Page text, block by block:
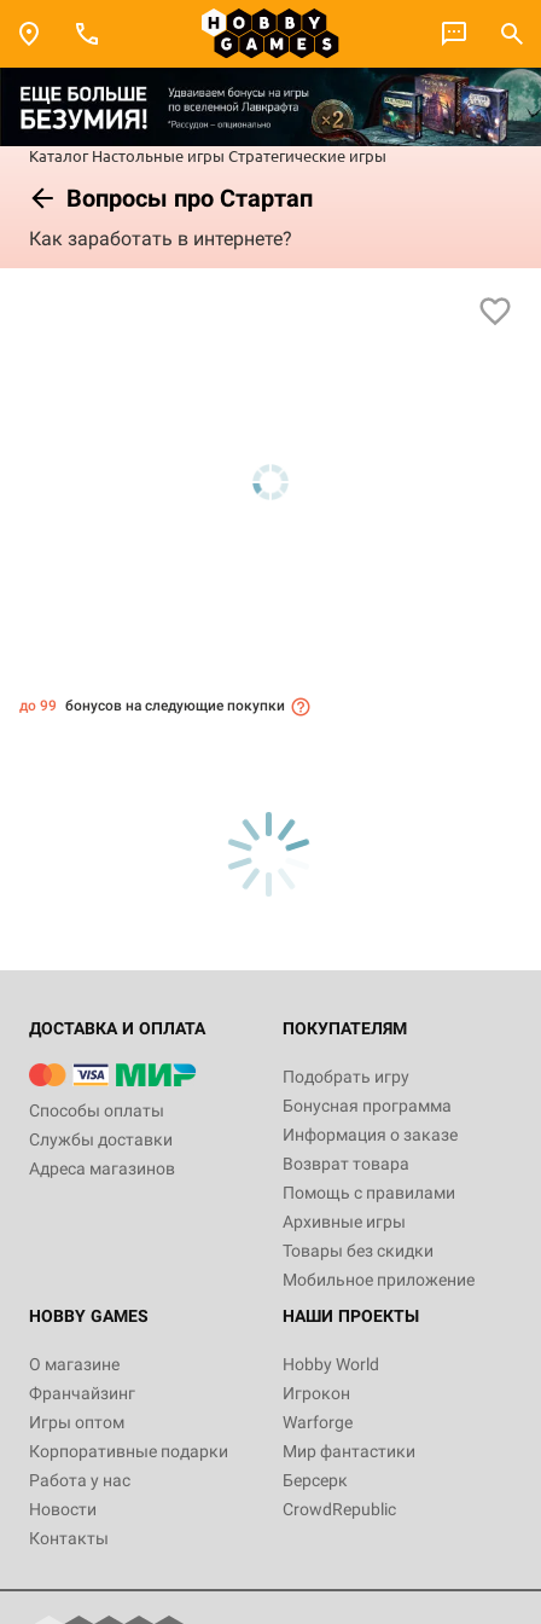
Каталог Настольные игры Стратегические игры
Вопросы про Стартап
Как заработать в интернете?
до 99 бонусов на следующие покупки
ДОСТАВКА И ОПЛАТА
Способы оплаты
Службы доставки
Адреса магазинов
ПОКУПАТЕЛЯМ
Подобрать игру
Бонусная программа
Информация о заказе
Возврат товара
Помощь с правилами
Архивные игры
Товары без скидки
Мобильное приложение
HOBBY GAMES
О магазине
Франчайзинг
Игры оптом
Корпоративные подарки
Работа у нас
Новости
Контакты
НАШИ ПРОЕКТЫ
Hobby World
Игрокон
Warforge
Мир фантастики
Берсерк
CrowdRepublic